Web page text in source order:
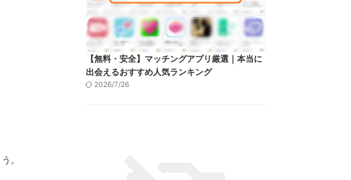
。
【無料・安全】マッチングアプリ厳選｜本当に
出会えるおすすめ人気ランキング
2026/7/26